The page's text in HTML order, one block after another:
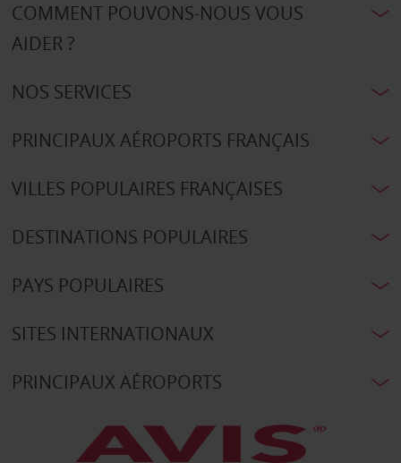
COMMENT POUVONS-NOUS VOUS
AIDER ?
NOS SERVICES
PRINCIPAUX AÉROPORTS FRANÇAIS
VILLES POPULAIRES FRANÇAISES
DESTINATIONS POPULAIRES
PAYS POPULAIRES
SITES INTERNATIONAUX
PRINCIPAUX AÉROPORTS